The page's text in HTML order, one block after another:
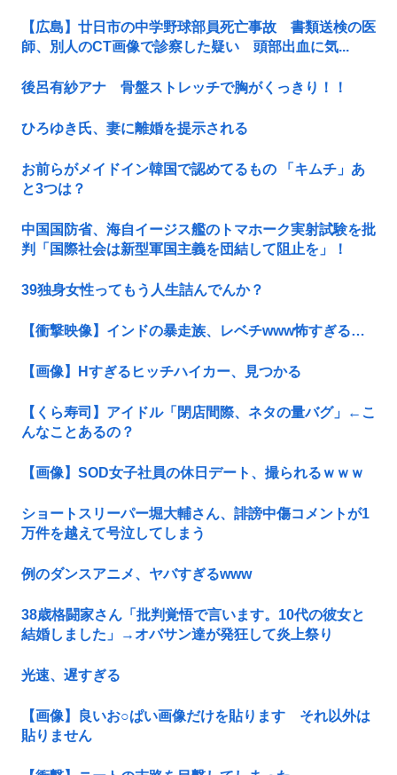
【広島】廿日市の中学野球部員死亡事故 書類送検の医
師、別人のCT画像で診察した疑い 頭部出血に気...
後呂有紗アナ 骨盤ストレッチで胸がくっきり！！
ひろゆき氏、妻に離婚を提示される
お前らがメイドイン韓国で認めてるもの 「キムチ」あ
と3つは？
中国国防省、海自イージス艦のトマホーク実射試験を批
判「国際社会は新型軍国主義を団結して阻止を」！
39独身女性ってもう人生詰んでんか？
【衝撃映像】インドの暴走族、レベチwww怖すぎる…
【画像】Hすぎるヒッチハイカー、見つかる
【くら寿司】アイドル「閉店間際、ネタの量バグ」←こ
んなことあるの？
【画像】SOD女子社員の休日デート、撮られるｗｗｗ
ショートスリーパー堀大輔さん、誹謗中傷コメントが1
万件を越えて号泣してしまう
例のダンスアニメ、ヤバすぎるwww
38歳格闘家さん「批判覚悟で言います。10代の彼女と
結婚しました」→オバサン達が発狂して炎上祭り
光速、遅すぎる
【画像】良いお○ぱい画像だけを貼ります それ以外は
貼りません